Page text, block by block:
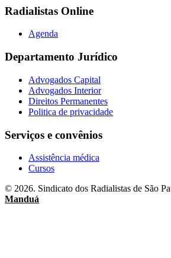
Radialistas Online
Agenda
Departamento Jurídico
Advogados Capital
Advogados Interior
Direitos Permanentes
Politica de privacidade
Serviços e convênios
Assistência médica
Cursos
© 2026. Sindicato dos Radialistas de São
Manduá